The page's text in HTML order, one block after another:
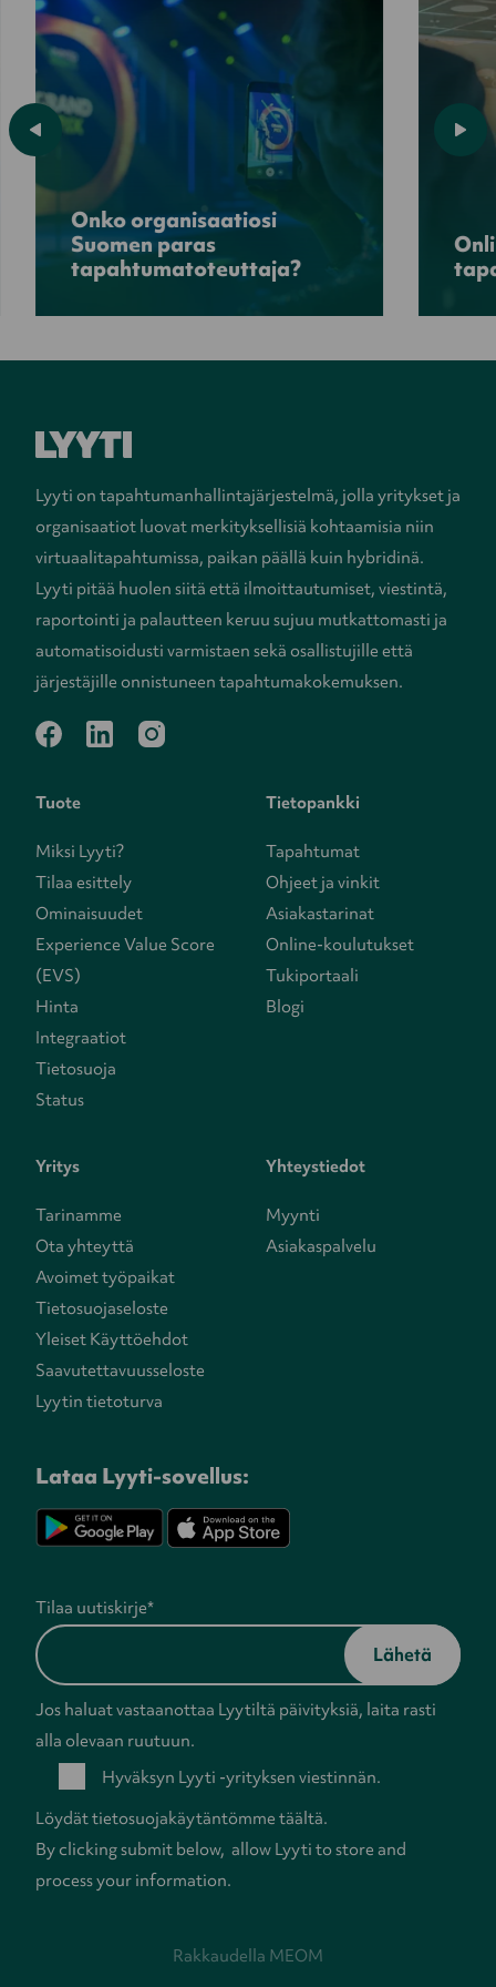
Onko organisaatiosi
Suomen paras
tapahtumatoteuttaja?
Lyyti on tapahtumanhallintajärjestelmä, jolla yritykset ja
organisaatiot luovat merkityksellisiä kohtaamisia niin
virtuaalitapahtumissa, paikan päällä kuin hybridinä.
Lyyti pitää huolen siitä että ilmoittautumiset, viestintä,
raportointi ja palautteen keruu sujuu mutkattomasti ja
automatisoidusti varmistaen sekä osallistujille että
järjestäjille onnistuneen tapahtumakokemuksen.
facebooklinkedininstagram
Tuote
Miksi Lyyti?
Tilaa esittely
Ominaisuudet
Experience Value Score
(EVS)
Hinta
Integraatiot
Tietosuoja
Status
Tietopankki
Tapahtumat
Ohjeet ja vinkit
Asiakastarinat
Online-koulutukset
Tukiportaali
Blogi
Yritys
Tarinamme
Ota yhteyttä
Avoimet työpaikat
Tietosuojaseloste
Yleiset Käyttöehdot
Saavutettavuusseloste
Lyytin tietoturva
Yhteystiedot
Myynti
Asiakaspalvelu
Tilaa uutiskirje*
Jos haluat vastaanottaa Lyytiltä päivityksiä, laita rasti
alla olevaan ruutuun.
Hyväksyn Lyyti -yrityksen viestinnän.
Löydät tietosuojakäytäntömme täältä.
By clicking submit below, allow Lyyti to store and
process your information.
Lataa Lyyti-sovellus:
Rakkaudella MEOM